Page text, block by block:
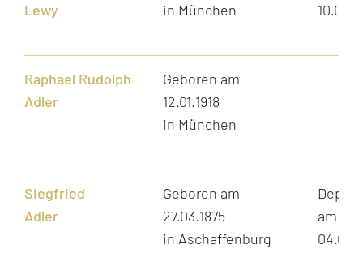
Lewy
in München
Raphael Rudolph
Adler
Geboren am
12.01.1918
in München
Siegfried
Adler
Geboren am
27.03.1875
in Aschaffenburg
am